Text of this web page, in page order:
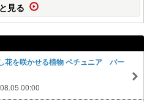
見る
花を咲かせる植物 ペチュニア バー
00:00